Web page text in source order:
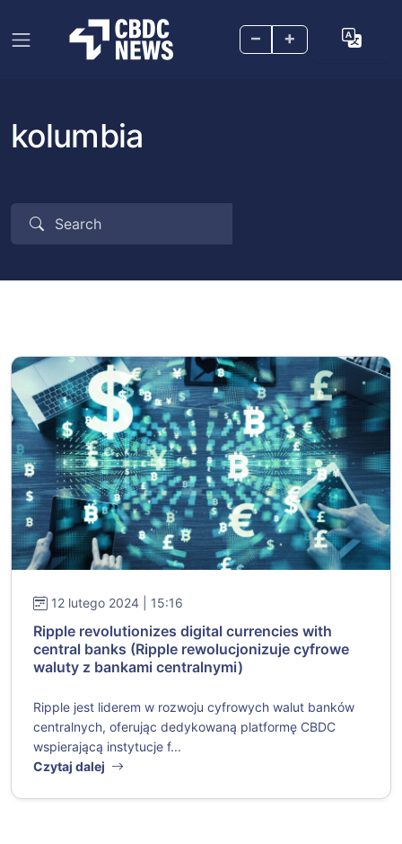
– +
kolumbia
12 lutego 2024 | 15:16
Ripple revolutionizes digital currencies with
central banks (Ripple rewolucjonizuje cyfrowe
waluty z bankami centralnymi)
Ripple jest liderem w rozwoju cyfrowych walut banków
centralnych, oferując dedykowaną platformę CBDC
wspierającą instytucje f...
Czytaj dalej